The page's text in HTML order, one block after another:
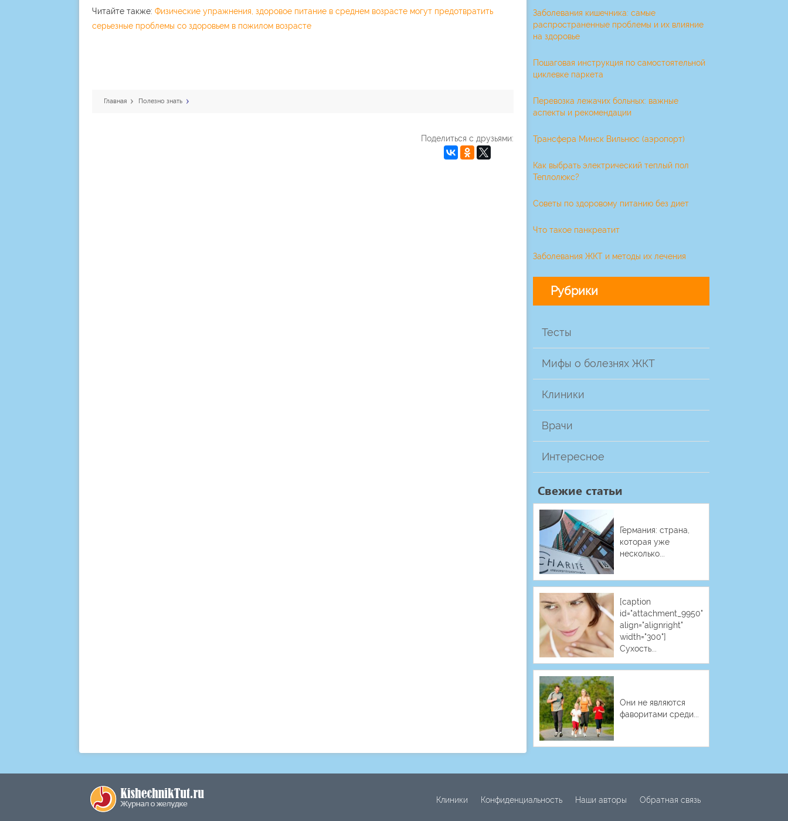
Читайте также: Физические упражнения, здоровое питание в среднем возрасте могут предотвратить
серьезные проблемы со здоровьем в пожилом возрасте
Главная Полезно знать
Поделиться с друзьями:
Заболевания кишечника: самые
распространенные проблемы и их влияние
на здоровье
Пошаговая инструкция по самостоятельной
циклевке паркета
Перевозка лежачих больных: важные
аспекты и рекомендации
Трансфера Минск Вильнюс (аэропорт)
Как выбрать электрический теплый пол
Теплолюкс?
Советы по здоровому питанию без диет
Что такое панкреатит
Заболевания ЖКТ и методы их лечения
Рубрики
Тесты
Мифы о болезнях ЖКТ
Клиники
Врачи
Интересное
Свежие статьи
Германия: страна,
которая уже
несколько...
[caption
id="attachment_9950"
align="alignright"
width="300"]
Сухость...
Они не являются
фаворитами среди...
Клиники Конфиденциальность Наши авторы Обратная связь